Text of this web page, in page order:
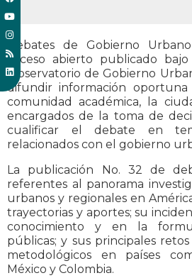
Debates de Gobierno
acceso abierto publicado
Observatorio de Gobierno
difundir información
comunidad académica, la
encargados de la toma de
cualificar el debate en
relacionados con el gobierno
La publicación No. 32 de
referentes al panorama
urbanos y regionales en
trayectorias y aportes; su
conocimiento y en la
públicas; y sus principales
metodológicos en países
México y Colombia.